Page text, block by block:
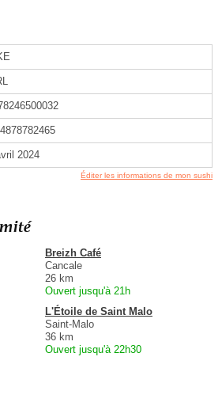
2024
Éditer les informations de mon sushi
Breizh Café
Cancale
26 km
Ouvert jusqu'à 21h
L'Étoile de Saint Malo
Saint-Malo
36 km
Ouvert jusqu'à 22h30